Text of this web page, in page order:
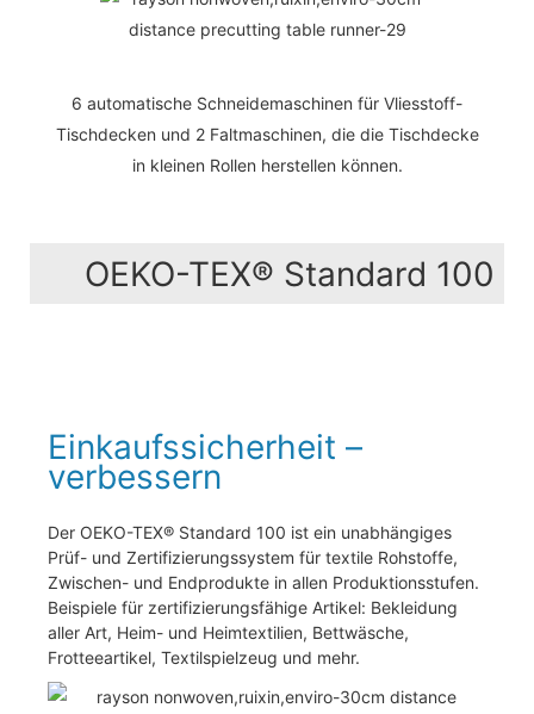
6 automatische Schneidemaschinen für Vliesstoff-
Tischdecken und 2 Faltmaschinen, die die Tischdecke
in kleinen Rollen herstellen können.
OEKO-TEX® Standard 100
Einkaufssicherheit –
verbessern
Der OEKO-TEX® Standard 100 ist ein unabhängiges
Prüf- und Zertifizierungssystem für textile Rohstoffe,
Zwischen- und Endprodukte in allen Produktionsstufen.
Beispiele für zertifizierungsfähige Artikel: Bekleidung
aller Art, Heim- und Heimtextilien, Bettwäsche,
Frotteeartikel, Textilspielzeug und mehr.